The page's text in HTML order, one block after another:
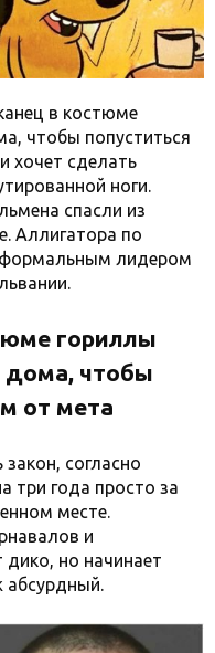
в костюме
чтобы попуститься
хочет сделать
ноги.
спасли из
Аллигатора по
лидером
гориллы
дома, чтобы
от мета
согласно
три года просто за
месте.
и
дико, но начинает
абсурдный.